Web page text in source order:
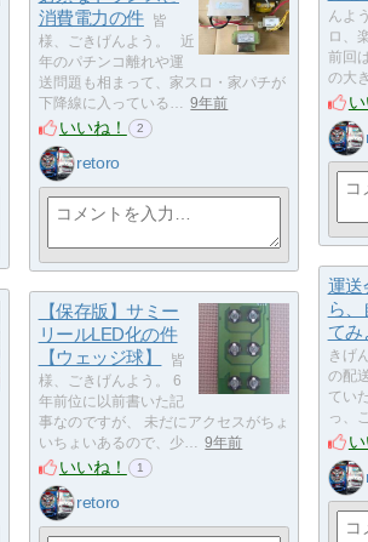
んよ
ロ、
前回
の大
い
消費電力の件
皆
様、ごきげんよう。 近
年のパチンコ離れや運
送問題も相まって、家スロ・家パチが
下降線に入っている…
9年前
いいね！ 2
retoro
運送
ら
てみ
きげ
の配
てい
っ、
い
【保存版】サミー
リールLED化の件
【ウェッジ球】
皆
様、ごきげんよう。 6
年前位に以前書いた記
事なのですが、 未だにアクセスがちょ
いちょいあるので、少…
9年前
いいね！ 1
retoro